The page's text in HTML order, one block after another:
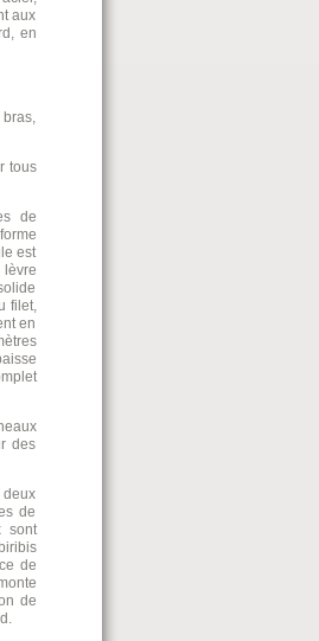
aux
en
bras,
tous
de
est
lèvre
filet,
en
des
deux
de
sont
de
de